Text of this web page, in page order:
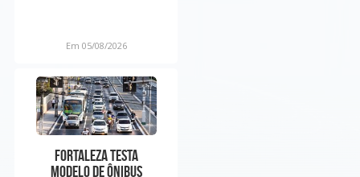
Em 05/08/2026
Fortaleza testa
modelo de ônibus